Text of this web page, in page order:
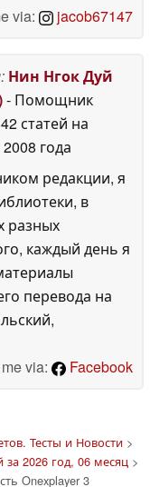
via:
jacob67147
Нин Нгок Дуй
- Помощник
статей на
2008 года
редакции, я
в
разных
каждый день я
перевода на
via:
Facebook
Тесты и Новости>
за 2026 год, 06 месяц>
Onexplayer 3